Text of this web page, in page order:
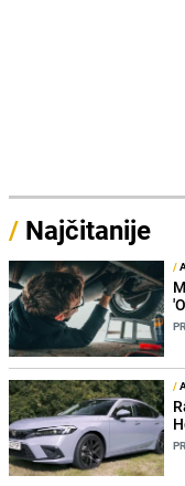
/ Najčitanije
/
/